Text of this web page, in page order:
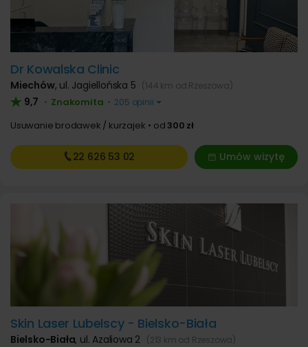
Dr Kowalska Clinic
Miechów, ul. Jagiellońska 5 (144 km od Rzeszowa)
9,7 • Znakomita • 205 opinii
Usuwanie brodawek / kurzajek od 300 zł
Umów wizytę
22 626 53 02
Skin Laser Lubelscy - Bielsko-Biała
Bielsko-Biała, ul. Azaliowa 2 (213 km od Rzeszowa)